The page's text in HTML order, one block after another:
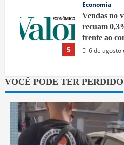
5
Economia
Vendas no
recuam
frente ao
6 de agosto
VOCÊ PODE TER PERDIDO